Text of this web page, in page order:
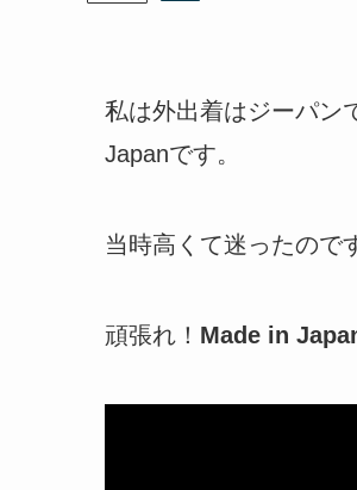
私は外出着はジーパン
Japanです。
当時高くて迷ったので
頑張れ！ Made in